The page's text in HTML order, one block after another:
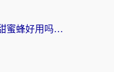
海外党必看：雷神手游和甜蜜蜂好用吗？3步选对回国加速器无缝刷国内资源